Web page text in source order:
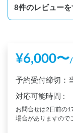
8件のレビュー
¥6,000〜/
予約受付締切：
対応可能時間 :
お問合せは2日前の
場合がありますので